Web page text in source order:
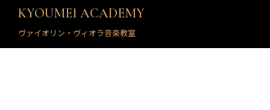
KYOUMEI ACADEMY
ヴァイオリン・ヴィオラ音楽教室